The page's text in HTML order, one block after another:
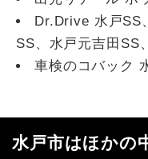
Dr.Drive 水戸SS
SS、水戸元吉田SS
車検のコバック
水戸市はほかの